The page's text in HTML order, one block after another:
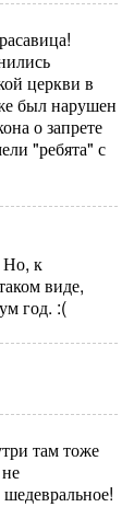
церкви в
был нарушен
о запрете
"ребята" с
Но, к
виде,
год. :(
там тоже